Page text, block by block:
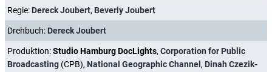
Regie: Dereck Joubert, Beverly Joubert
Drehbuch: Dereck Joubert
Produktion:Studio Hamburg DocLights, Corporation for Public
Broadcasting (CPB), National Geographic Channel , Dinah Czezik-